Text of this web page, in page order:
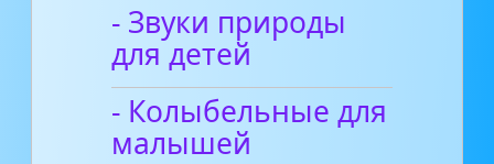
- Звуки природы
для детей
- Колыбельные для
малышей